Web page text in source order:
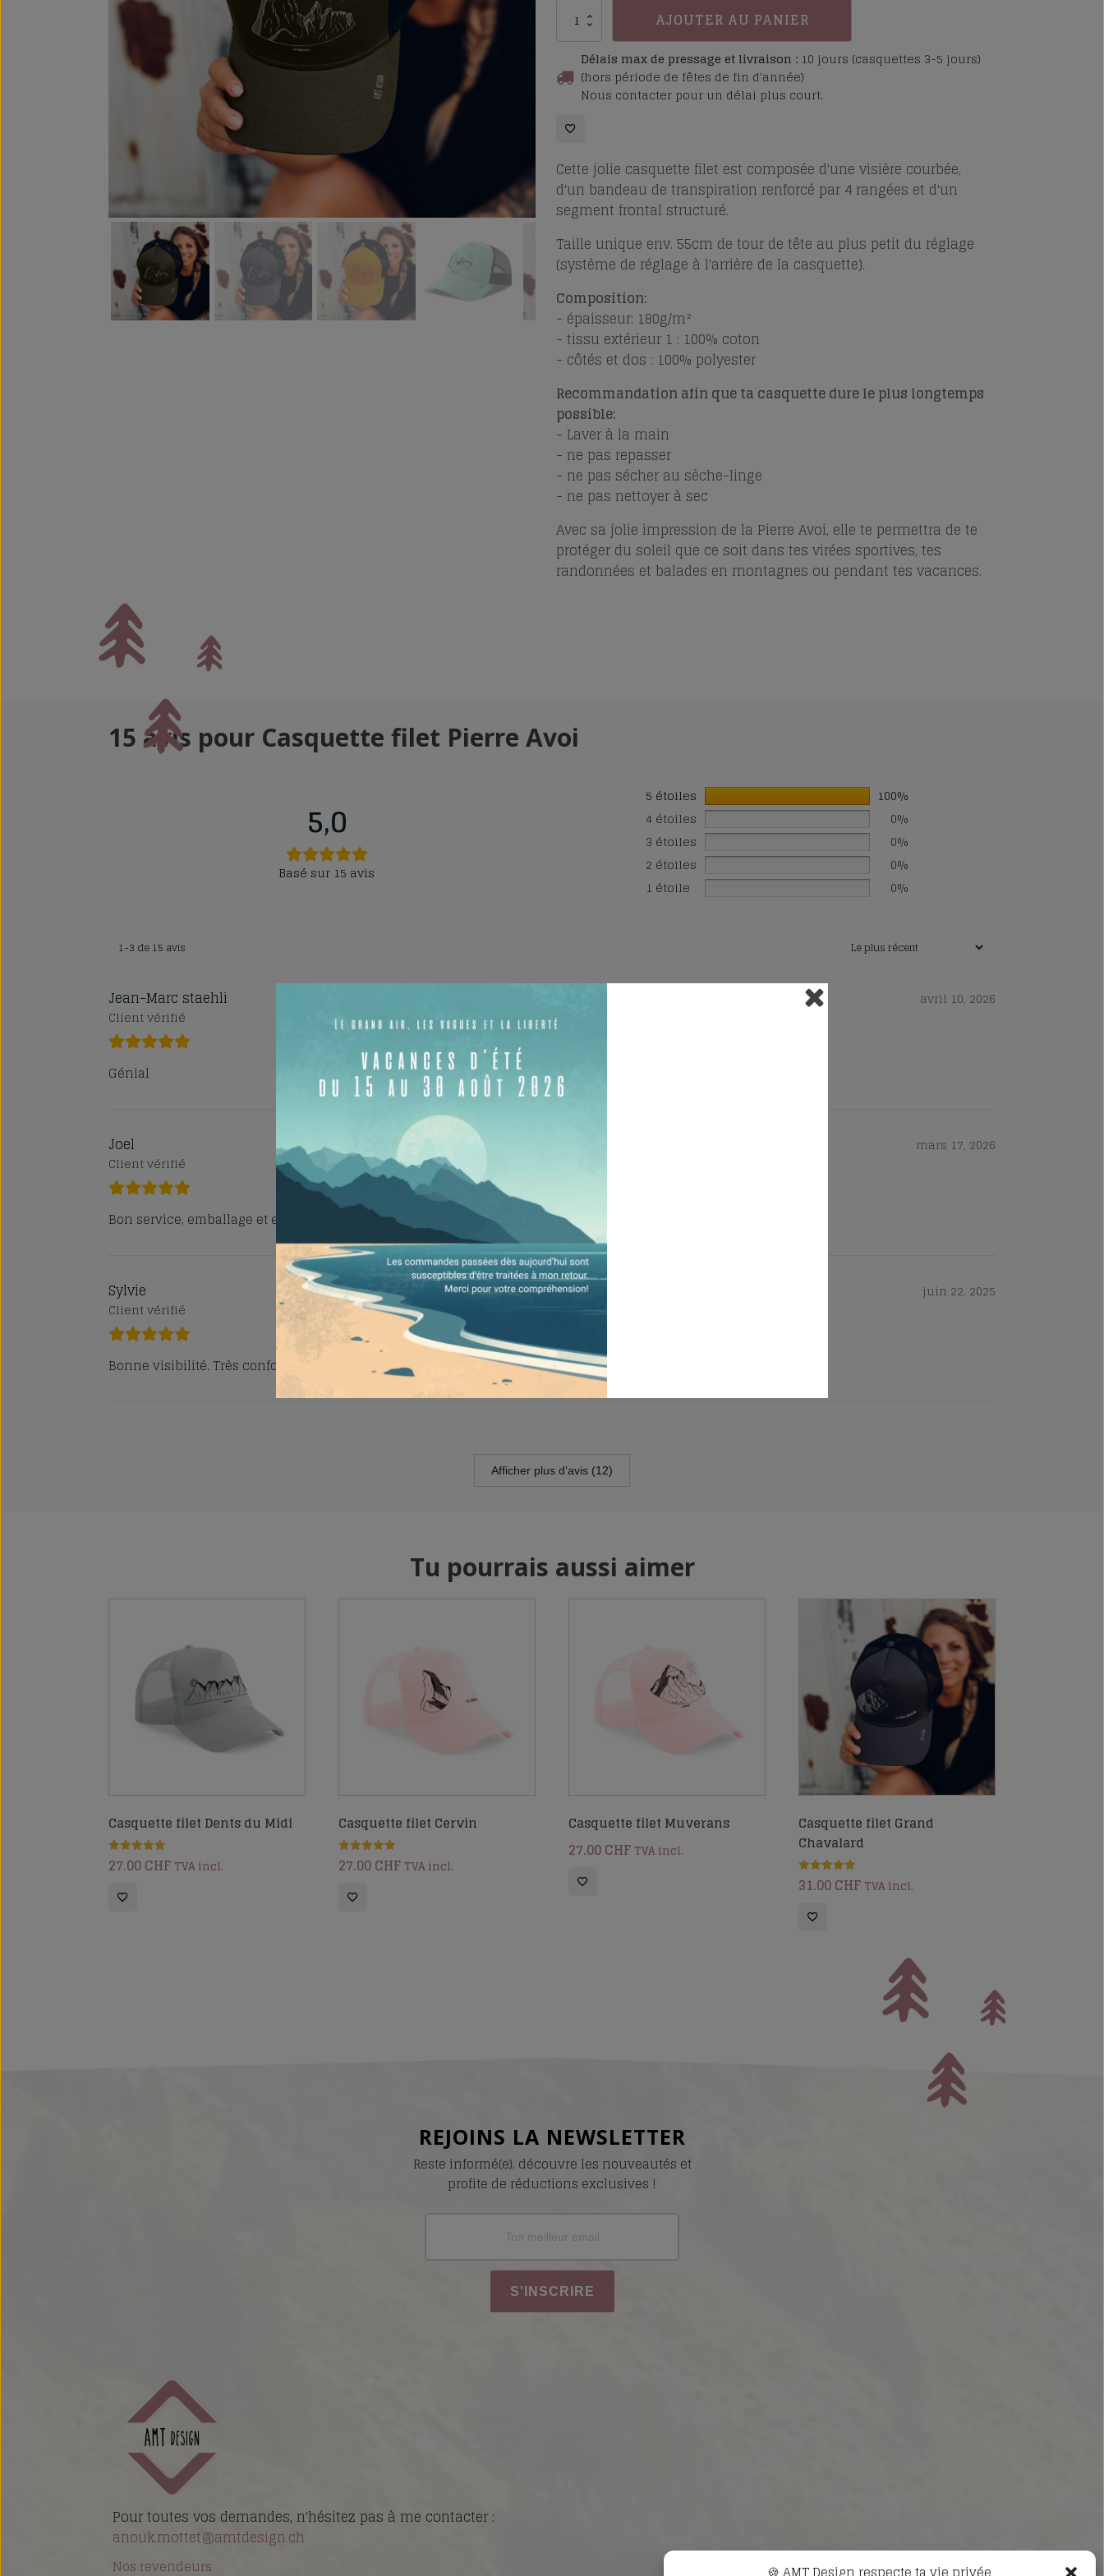
quantité
de
Casquette
filet
Pierre
AJOUTER AU PANIER
Délais max de pressage et livraison : 10 jours (casquettes 3-5 jours)
(hors période de fêtes de fin d'année)
Nous contacter pour un délai plus court.
Cette jolie casquette filet est composée d'une visière courbée,
d'un bandeau de transpiration renforcé par 4 rangées et d'un
segment frontal structuré.
Taille unique env. 55cm de tour de tête au plus petit du réglage
(système de réglage à l'arrière de la casquette).
Composition:
- épaisseur: 180g/m²
- tissu extérieur 1 : 100% coton
- côtés et dos : 100% polyester
Recommandation afin que ta casquette dure le plus longtemps
possible:
- Laver à la main
- ne pas repasser
- ne pas sécher au sèche-linge
- ne pas nettoyer à sec
Avec sa jolie impression de la Pierre Avoi, elle te permettra de te
protéger du soleil que ce soit dans tes virées sportives, tes
randonnées et balades en montagnes ou pendant tes vacances.
15 avis pour Casquette filet Pierre Avoi
5,0
Basé sur 15 avis
5 étoiles
100%
4 étoiles
0%
3 étoiles
0%
2 étoiles
0%
1 étoile
0%
1-3 de 15 avis
Jean-Marc staehli
Client vérifié
avril 10, 2026
Génial
Joel
Client vérifié
mars 17, 2026
Bon service, emballage et expédition et surtout bonne qualité
Sylvie
Client vérifié
juin 22, 2025
Bonne visibilité. Très confortable. Retient bien la transpiration du front.
Afficher plus d‘avis (12)
Tu pourrais aussi aimer
Casquette filet Dents du Midi
Note
5.00
27.00CHF TVA incl.
Casquette filet Cervin
Note
5.00
27.00CHF TVA incl.
Casquette filet Muverans
27.00CHF TVA incl.
Casquette filet Grand
Chavalard
Note
5.00
31.00CHF TVA incl.
REJOINS LA NEWSLETTER
Reste informé(e), découvre les nouveautés et
profite de réductions exclusives !
S'INSCRIRE
Pour toutes vos demandes, n'hésitez pas à me contacter :
anouk.mottet@amtdesign.ch
Nos revendeurs